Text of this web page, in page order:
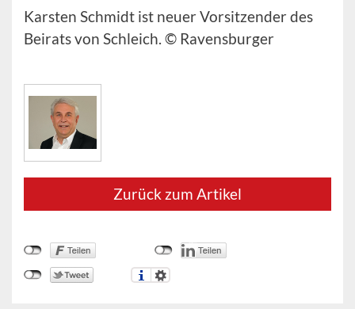
Karsten Schmidt ist neuer Vorsitzender des
Beirats von Schleich. © Ravensburger
Zurück zum Artikel